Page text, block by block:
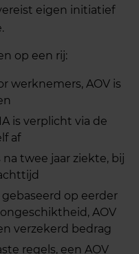
eigen initiatief
op een rij:
werknemers, AOV is
is verplicht via de
af
twee jaar ziekte, bij
gebaseerd op eerder
AOV
verzekerd bedrag
regels, een AOV